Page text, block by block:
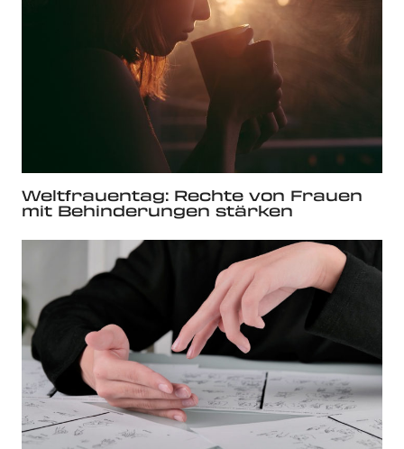
Weltfrauentag: Rechte von Frauen
mit Behinderungen stärken